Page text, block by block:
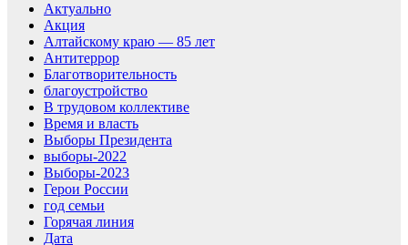
Актуально
Акция
Алтайскому краю — 85 лет
Антитеррор
Благотворительность
благоустройство
В трудовом коллективе
Время и власть
Выборы Президента
выборы-2022
Выборы-2023
Герои России
год семьи
Горячая линия
Дата